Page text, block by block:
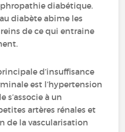
diabétique.
diabète abime les
de ce qui entraine
d’insuffisance
est l’hypertension
s’associe à un
artères rénales et
de la vascularisation